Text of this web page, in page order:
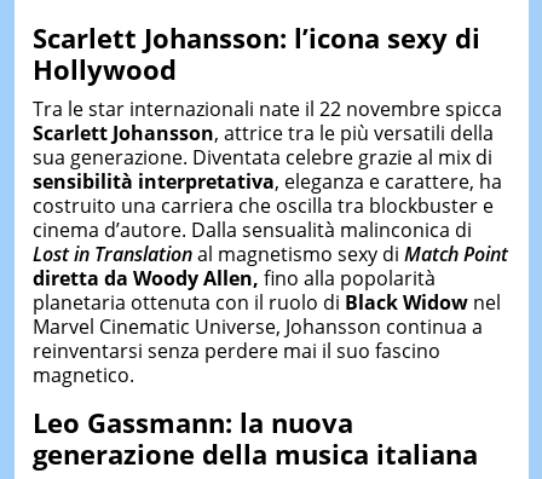
Scarlett Johansson: l’icona sexy di
Hollywood
Tra le star internazionali nate il 22 novembre spicca
Scarlett Johansson, attrice tra le più versatili della
sua generazione. Diventata celebre grazie al mix di
sensibilità interpretativa, eleganza e carattere, ha
costruito una carriera che oscilla tra blockbuster e
cinema d’autore. Dalla sensualità malinconica di
Lost in Translational magnetismo sexy di Match Point
diretta da Woody Allen, fino alla popolarità
planetaria ottenuta con il ruolo di Black Widownel
Marvel Cinematic Universe, Johansson continua a
reinventarsi senza perdere mai il suo fascino
magnetico.
Leo Gassmann: la nuova
generazione della musica italiana